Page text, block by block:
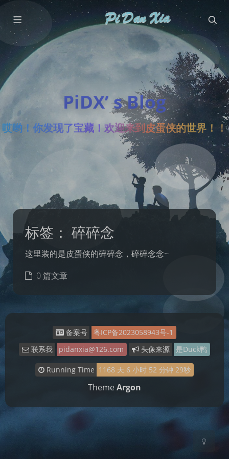
PiDX’ s Blog
哎哟！你发现了宝藏！欢迎来到皮蛋侠的世界！！
夜间模式
Sans Serif Serif
暗化
标签： 碎碎念
这里装的是皮蛋侠的碎碎念，碎碎念念~
0 篇文章
备案号
粤ICP备2023058943号-1
联系我
pidanxia@126.com 头像来源 是Duck鸭
Running Time 1168 天 6 小时 52 分钟 29秒
Theme Argon